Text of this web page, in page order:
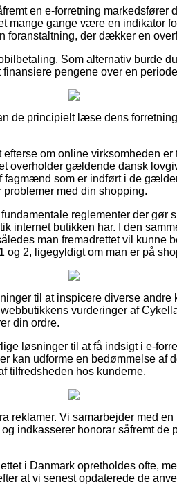
en e-forretning markedsfører
mange gange være en indikator
foranstaltning, der dækker en
Som alternativ burde
pengene over en
de principielt læse dens
om online virksomheden
overholder gældende dansk
som er indført i de
med din shopping.
reglementer der gør
internet butikken har. I den
man fremadrettet vil kunne
2, ligegyldigt om man er på
til at inspicere diverse andre
vurderinger af
din ordre.
løsninger til at få indsigt i e-
kan udforme en bedømmelse af
tilfredsheden hos kunderne.
reklamer. Vi samarbejder med
indkasserer honorar såfremt de
i Danmark opretholdes ofte,
at vi senest opdaterede de